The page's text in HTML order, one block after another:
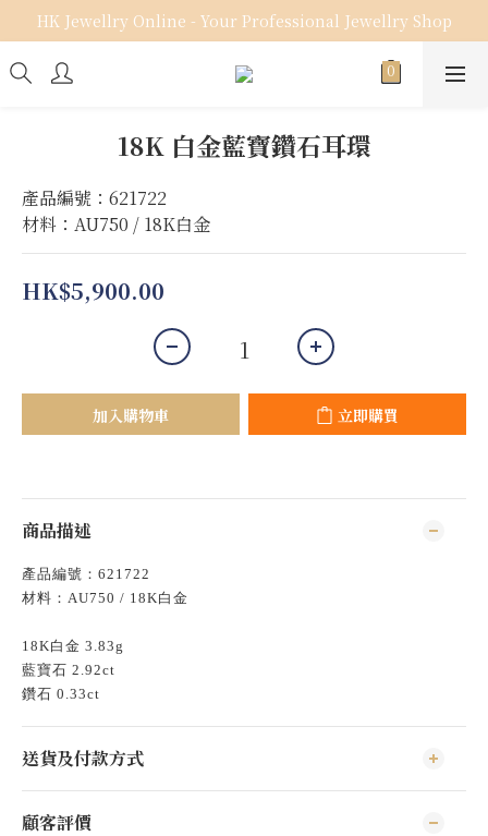
HK Jewellry Online - Your Professional Jewellry Shop
18K 白金藍寶鑽石耳環
產品編號：621722
材料：AU750 / 18K白金
HK$5,900.00
加入購物車 立即購買
商品描述
產品編號：621722
材料：AU750 / 18K白金
18K白金 3.83g
藍寶石 2.92ct
鑽石 0.33ct
送貨及付款方式
顧客評價